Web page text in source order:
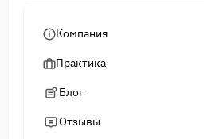
Компания
Практика
Блог
Отзывы